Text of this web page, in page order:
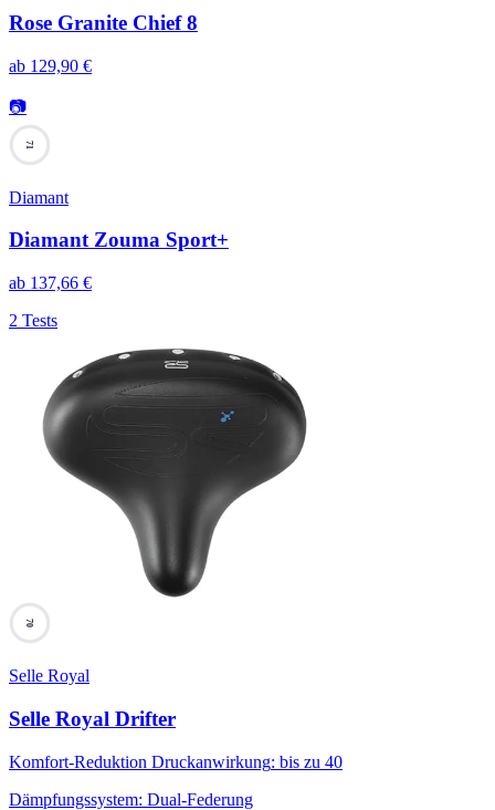
Rose Granite Chief 8
ab 129,90 €
📷
71
Diamant
Diamant Zouma Sport+
ab 137,66 €
2 Tests
70
Selle Royal
Selle Royal Drifter
Komfort-Reduktion Druckanwirkung: bis zu 40
Dämpfungssystem: Dual-Federung